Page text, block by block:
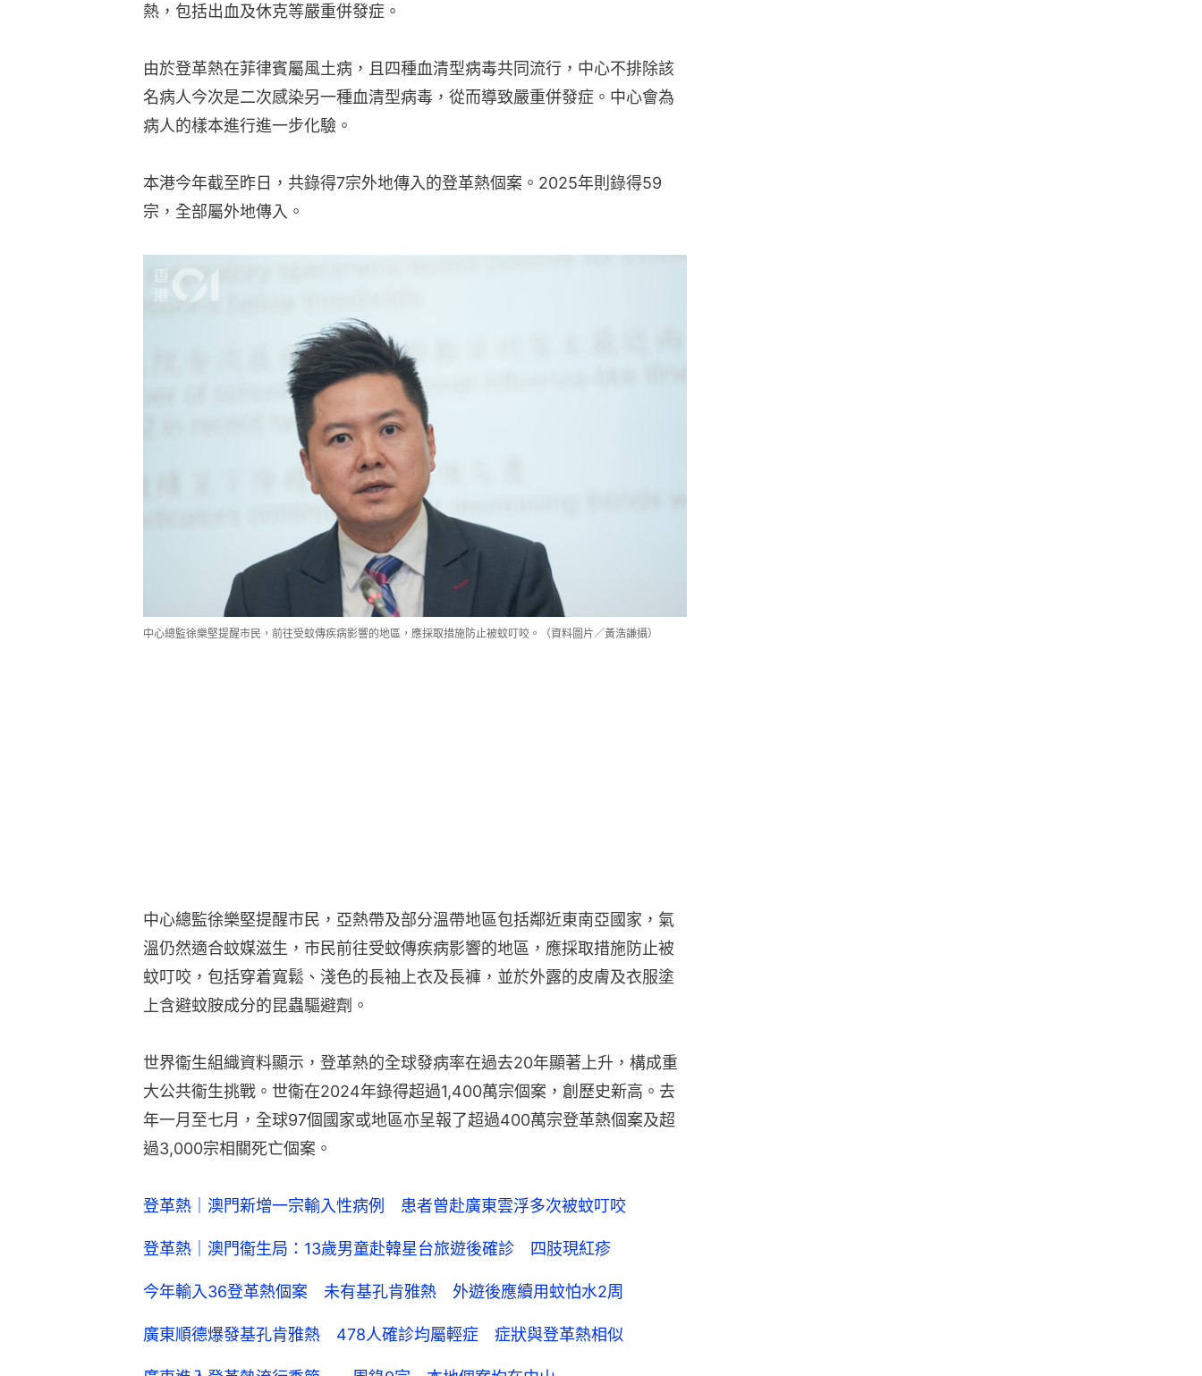
熱，包括出血及休克等嚴重併發症。
由於登革熱在菲律賓屬風土病，且四種血清型病毒共同流行，中心不排除該
名病人今次是二次感染另一種血清型病毒，從而導致嚴重併發症。中心會為
病人的樣本進行進一步化驗。
本港今年截至昨日，共錄得7宗外地傳入的登革熱個案。2025年則錄得59
宗，全部屬外地傳入。
中心總監徐樂堅提醒市民，前往受蚊傳疾病影響的地區，應採取措施防止被蚊叮咬。（資料圖片／黃浩謙攝）
中心總監徐樂堅提醒市民，亞熱帶及部分溫帶地區包括鄰近東南亞國家，氣
溫仍然適合蚊媒滋生，市民前往受蚊傳疾病影響的地區，應採取措施防止被
蚊叮咬，包括穿着寬鬆、淺色的長袖上衣及長褲，並於外露的皮膚及衣服塗
上含避蚊胺成分的昆蟲驅避劑。
世界衞生組織資料顯示，登革熱的全球發病率在過去20年顯著上升，構成重
大公共衞生挑戰。世衞在2024年錄得超過1,400萬宗個案，創歷史新高。去
年一月至七月，全球97個國家或地區亦呈報了超過400萬宗登革熱個案及超
過3,000宗相關死亡個案。
登革熱｜澳門新增一宗輸入性病例 患者曾赴廣東雲浮多次被蚊叮咬
登革熱｜澳門衞生局：13歲男童赴韓星台旅遊後確診 四肢現紅疹
今年輸入36登革熱個案 未有基孔肯雅熱 外遊後應續用蚊怕水2周
廣東順德爆發基孔肯雅熱 478人確診均屬輕症 症狀與登革熱相似